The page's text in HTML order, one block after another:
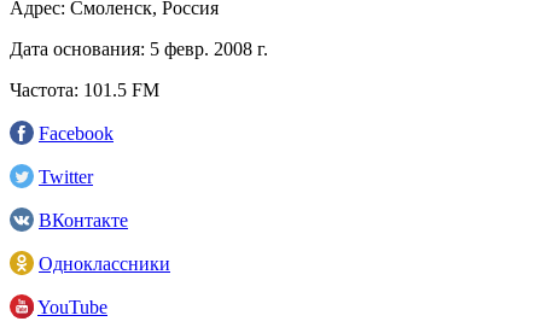
Адрес: Смоленск, Россия
Дата основания: 5 февр. 2008 г.
Частота: 101.5 FM
Facebook
Twitter
ВКонтакте
Одноклассники
YouTube